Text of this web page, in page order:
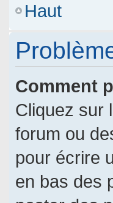
Haut
Comment
Cliquez sur
forum ou
pour écrire
en bas des